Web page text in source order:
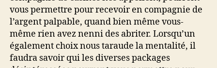
vous permettre pour recevoir en compagnie de
l’argent palpable, quand bien même vous-
même rien avez nenni des abriter. Lorsqu’un
également choix nous taraude la mentalité, il
faudra savoir qui les diverses packages